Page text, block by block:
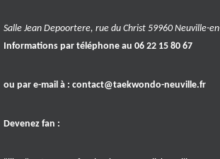
Salle Jean Depoortere, rue du Christ 59960 Neuville-
Informations par téléphone au 06 22 15 80 67
ou par e-mail à : contact@taekwondo-neuville.fr
Devenez fan :